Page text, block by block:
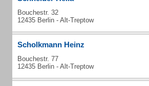
Bouchestr. 32
12435 Berlin - Alt-Treptow
Scholkmann Heinz
Bouchestr. 77
12435 Berlin - Alt-Treptow